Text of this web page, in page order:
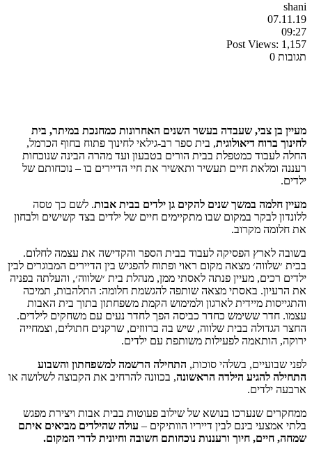
shani
07.11.19
09:27
Post Views: 1,157
תגובות 0
מעיין בן צבי, שעבדה בעשר השנים האחרונות כמחנכת במיתר, בית
לחינוך ברוח דיאולוגית, בית ספר רב-גילאי לחינוך פתוח בחוף הכרמל,
החלה לעבוד כמטפלת בבית הורים בטבעון ועד מהרה הבינה שנוכחות
רעננה ומלאת חיים תעשיר ותאשיר את חיי הדיירים בו – נוכחותם של
ילדים.
מעיין חלמה במשך שנים להקים גן ילדים בבית אבות. לשם כך טסה
ללונדון לבקר במקום שבו מתקיימים חיים של ילדים בצד קשישים ולבחון
את חלומה מקרוב.
בשובה לארץ הפסיקה לעבוד בבית הספר והקדישה את עצמה לחלום.
בבית ׳שלווה׳ מצאה מקום ראוי ופתוח להפגיש בין הדיירים המבוגרים לבין
ילדים רכים, מעיין פנתה לאסתי ממן, מנהלת בית ׳שלווה׳, והעלתה בפניה
את הרעיון. באסתי מצאה שותפה להגשמת חלומה: התלהבות, תמיכה
והתגייסות מיידית לארגון ולמימוש הקמת משפחתון בתוך בית האבות
עצמו. חדר ששימש כחדר כביסה הפך לחדר נעים עם משחקים לילדים.
החצר הגדולה בבית שלווה, שיש בה ברווזים, שרקנים חתולים, וצמחייה
ירוקה, הותאמה לפעילות משותפת עם ילדים.
לפני שבועיים, בשלהי סוכות, התחילה הרשמה למשפחתון והשבוע
התחילה להגיע הילדה הראשונה, בכוונה להרחיב את הקבוצה לשלושה או
ארבעה ילדים.
ממחקרים שנערכו בנושא של שילוב פעוטות בבית אבות ויצירת מפגש
בלתי אמצעי בינם לבין דייריו הוותיקים – עולה שהילדים מביאים איתם
שמחה, חיים, חיוך ורעננות נוכחותם חשובה וחיונית לדרי המקום.